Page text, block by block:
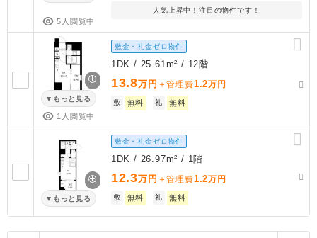
5人閲覧中
人気上昇中！注目の物件です！
もっと見る
1人閲覧中
敷金・礼金ゼロ物件
1DK / 25.61m² / 12階
13.8万円 ＋管理費1.2万円
敷 無料 礼 無料
もっと見る
敷金・礼金ゼロ物件
1DK / 26.97m² / 1階
12.3万円 ＋管理費1.2万円
敷 無料 礼 無料